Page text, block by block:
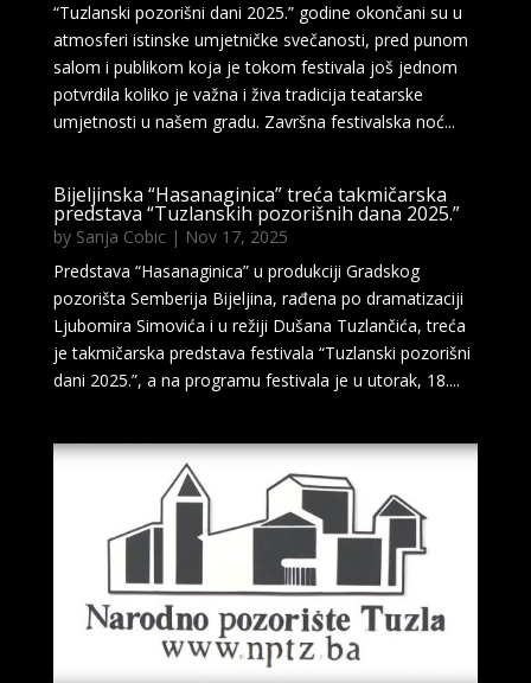
“Tuzlanski pozorišni dani 2025.” godine okončani su u
atmosferi istinske umjetničke svečanosti, pred punom
salom i publikom koja je tokom festivala još jednom
potvrdila koliko je važna i živa tradicija teatarske
umjetnosti u našem gradu. Završna festivalska noć...
Bijeljinska “Hasanaginica” treća takmičarska
predstava “Tuzlanskih pozorišnih dana 2025.”
by Sanja Cobic| Nov 17, 2025
Predstava “Hasanaginica” u produkciji Gradskog
pozorišta Semberija Bijeljina, rađena po dramatizaciji
Ljubomira Simovića i u režiji Dušana Tuzlančića, treća
je takmičarska predstava festivala “Tuzlanski pozorišni
dani 2025.”, a na programu festivala je u utorak, 18....